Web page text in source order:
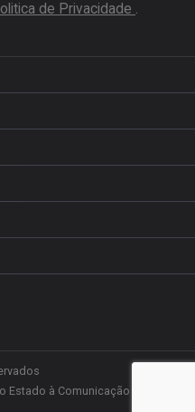
de Privacidade .
à Comunicação Social